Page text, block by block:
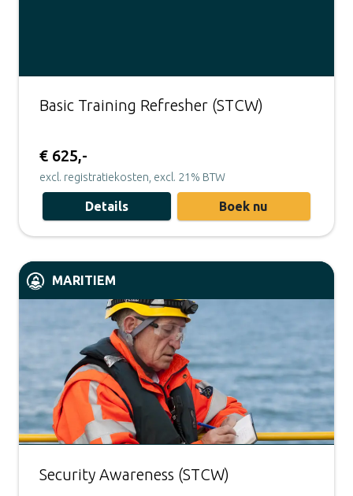
Basic Training Refresher (STCW)
€ 625,-
excl. registratiekosten, excl. 21% BTW
Details Boek nu
MARITIEM
Security Awareness (STCW)